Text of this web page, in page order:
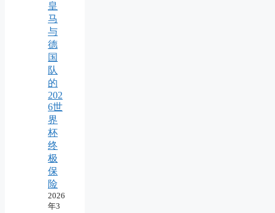
皇
马
与
德
国
队
的
202
6世
界
杯
终
极
保
险
2026
年3